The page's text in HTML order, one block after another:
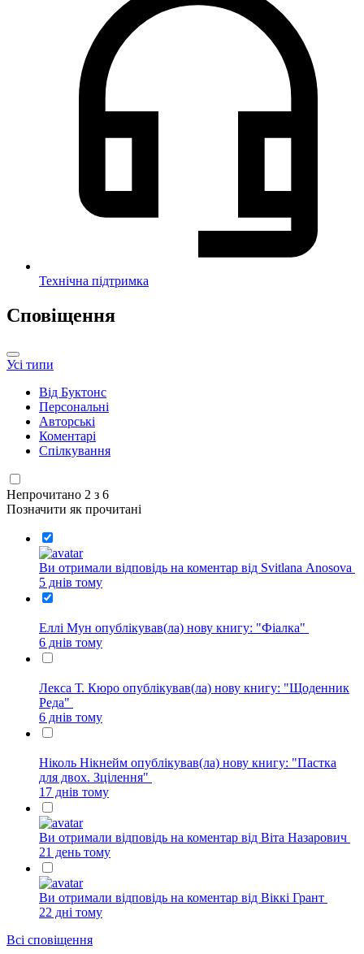
Технічна підтримка
Сповіщення
Усі типи
Від Буктонс
Персональні
Авторські
Коментарі
Спілкування
Непрочитано 2 з 6
Позначити як прочитані
Ви отримали відповідь на коментар від Svitlana Anosova
5 днів тому
Еллі Мун опублікував(ла) нову книгу: "Фіалка"
6 днів тому
Лекса Т. Кюро опублікував(ла) нову книгу: "Щоденник
Реда"
6 днів тому
Ніколь Нікнейм опублікував(ла) нову книгу: "Пастка
для двох. Зцілення"
17 днів тому
Ви отримали відповідь на коментар від Віта Назарович
21 день тому
Ви отримали відповідь на коментар від Віккі Грант
22 дні тому
Всі сповіщення